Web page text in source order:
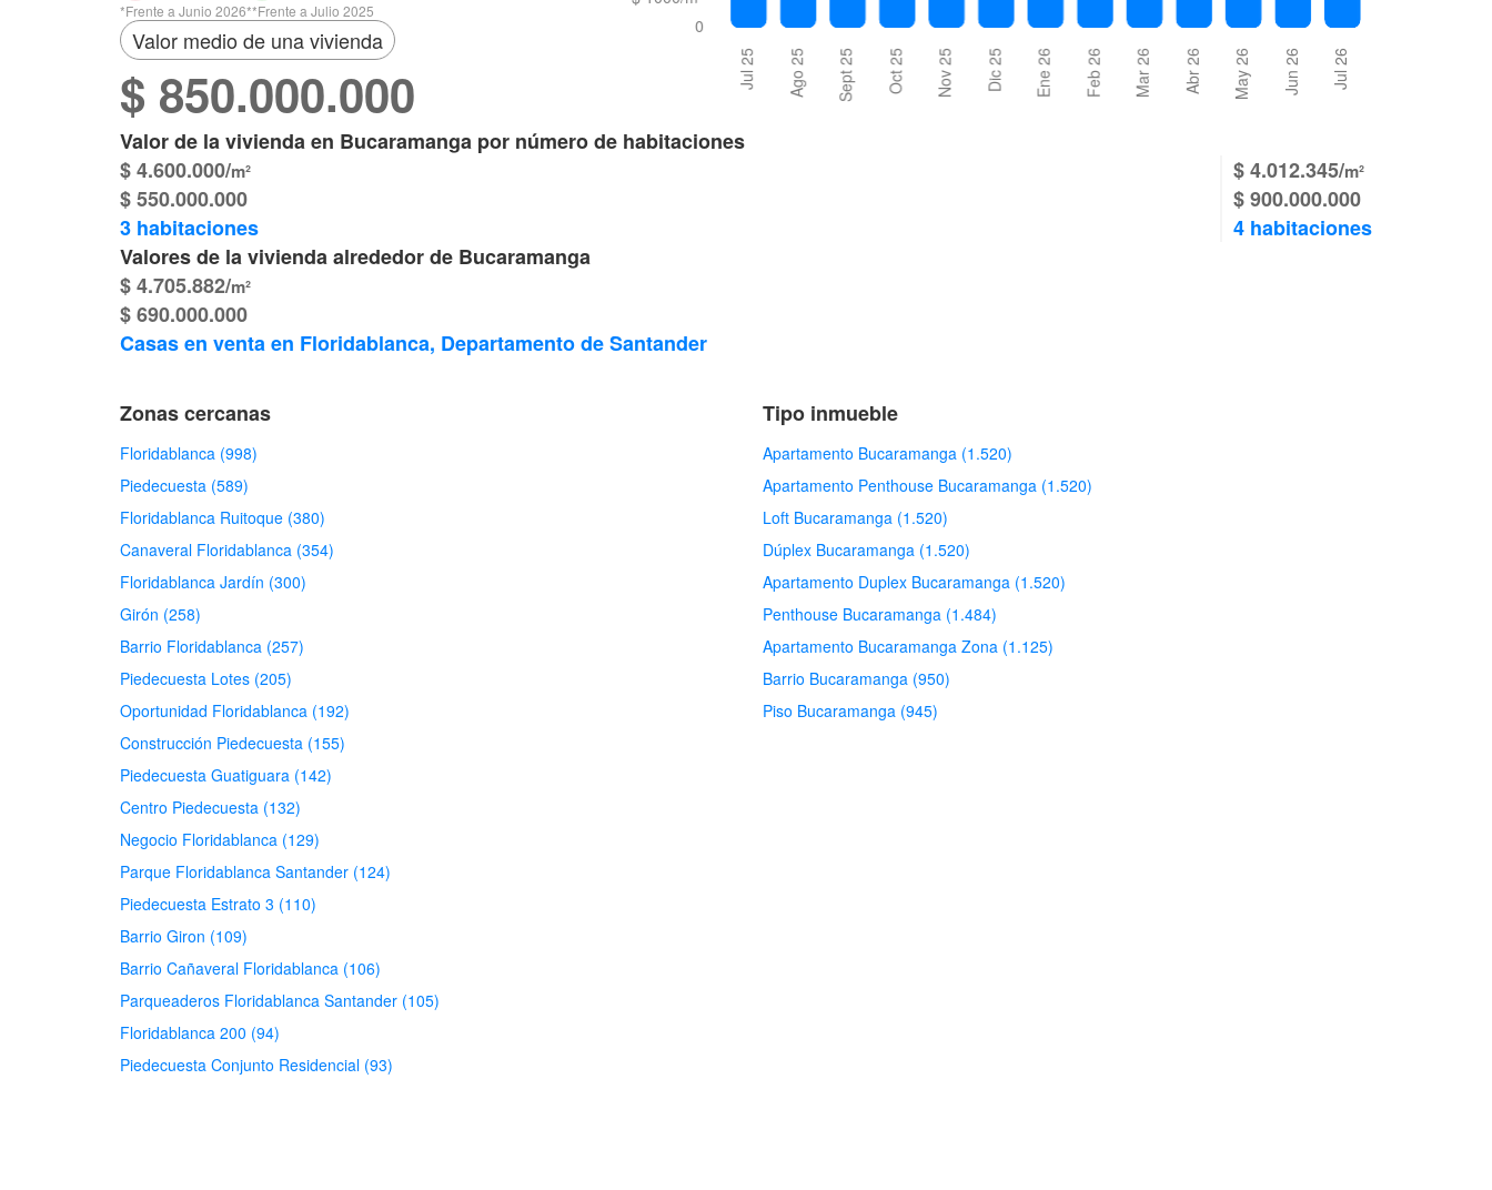
Frente a Junio 2026 Frente a Julio 2025
Valor medio de una vivienda
$ 850.000.000
Valor de la vivienda en Bucaramanga por número de habitaciones
$ 550.000.000
$ 4.600.000/m²
3 habitaciones
$ 900.000.000
$ 4.012.345/m²
4 habitaciones
Valores de la vivienda alrededor de Bucaramanga
$ 690.000.000
$ 4.705.882/m²
Casas en venta en Floridablanca, Departamento de Santander
Zonas cercanas
Floridablanca (998)
Piedecuesta (589)
Floridablanca Ruitoque (380)
Canaveral Floridablanca (354)
Floridablanca Jardín (300)
Girón (258)
Barrio Floridablanca (257)
Piedecuesta Lotes (205)
Oportunidad Floridablanca (192)
Construcción Piedecuesta (155)
Piedecuesta Guatiguara (142)
Centro Piedecuesta (132)
Negocio Floridablanca (129)
Parque Floridablanca Santander (124)
Piedecuesta Estrato 3 (110)
Barrio Giron (109)
Barrio Cañaveral Floridablanca (106)
Parqueaderos Floridablanca Santander (105)
Floridablanca 200 (94)
Piedecuesta Conjunto Residencial (93)
Tipo inmueble
Apartamento Bucaramanga (1.520)
Apartamento Penthouse Bucaramanga (1.520)
Loft Bucaramanga (1.520)
Dúplex Bucaramanga (1.520)
Apartamento Duplex Bucaramanga (1.520)
Penthouse Bucaramanga (1.484)
Apartamento Bucaramanga Zona (1.125)
Barrio Bucaramanga (950)
Piso Bucaramanga (945)